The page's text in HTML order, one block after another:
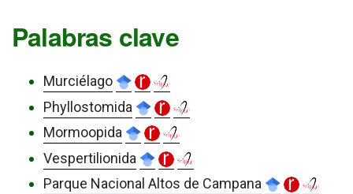
Palabras clave
Murciélago
Phyllostomida
Mormoopida
Vespertilionida
Parque Nacional Altos de Campana